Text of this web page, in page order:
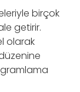
birçok
getirir.
olarak